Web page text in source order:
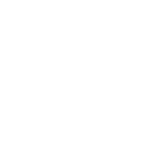
Tenha acesso a rede